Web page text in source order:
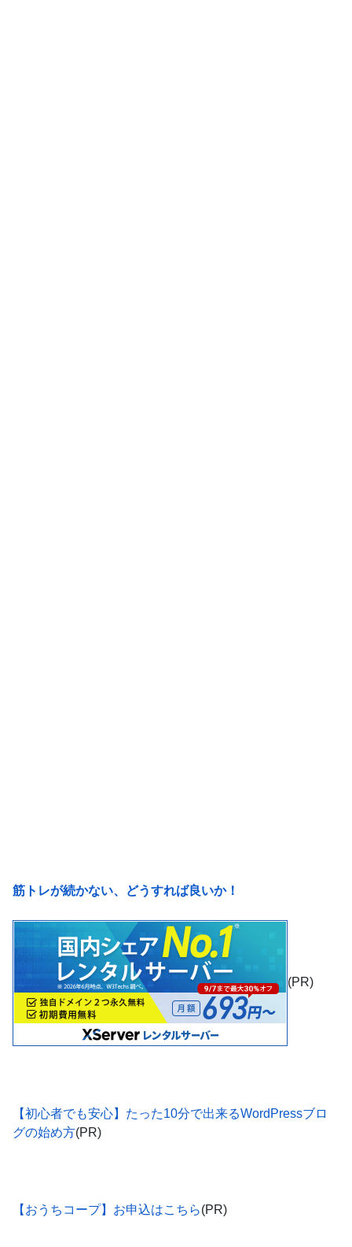
筋トレが続かない、どうすれば良いか！
(PR)
【初心者でも安心】たった10分で出来るWordPressブロ
グの始め方(PR)
【おうちコープ】お申込はこちら(PR)